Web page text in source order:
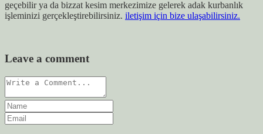
geçebilir ya da bizzat kesim merkezimize gelerek adak kurbanlık
işleminizi gerçekleştirebilirsiniz. iletişim için bize ulaşabilirsiniz.
Leave a comment